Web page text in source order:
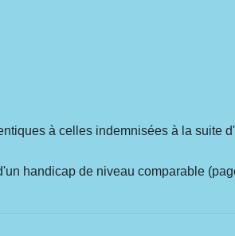
à celles indemnisées à la suite
handicap de niveau comparable